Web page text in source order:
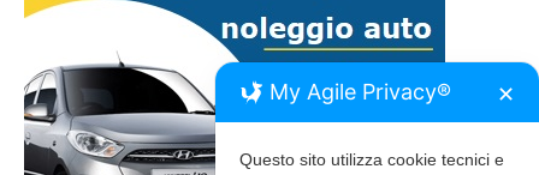
My Agile Privacy® ✕
Questo sito utilizza cookie tecnici e